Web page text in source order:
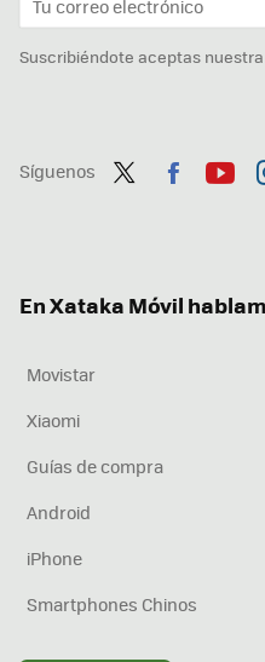
Suscribiéndote aceptas nuestra
Síguenos
En Xataka Móvil
Movistar
Xiaomi
Guías de compra
Android
iPhone
Smartphones Chinos